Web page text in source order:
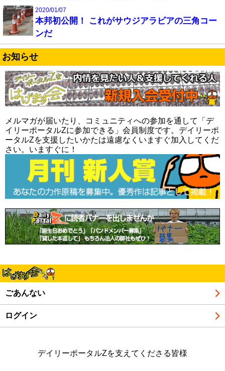
2020/01/07
本邦初公開！ これがサウジアラビアの三角コー
ンだ
お知らせ
メルマガが届いたり、コミュニティへの参加を通して「デ
イリーポータルZに参加できる」会員制度です。デイリーポ
ータルZを支援したいかたは遠慮なくいますぐ加入してくだ
さい。いますぐに！
ごあんない
ログイン
デイリーポータルZを支えてくださる皆様